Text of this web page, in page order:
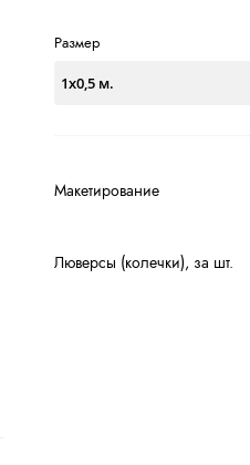
Размер
Макетирование
Люверсы (колечки), за шт.